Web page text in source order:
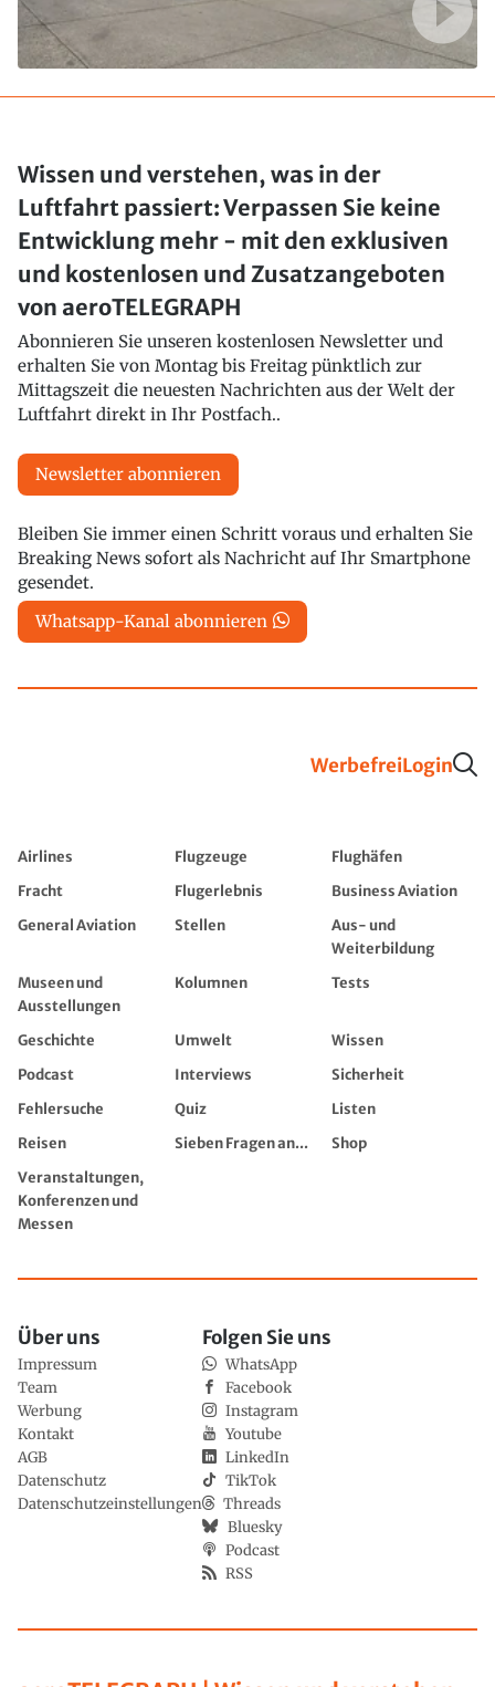
Wissen und verstehen, was in der
Luftfahrt passiert: Verpassen Sie keine
Entwicklung mehr - mit den exklusiven
und kostenlosen und Zusatzangeboten
von aeroTELEGRAPH
Abonnieren Sie unseren kostenlosen Newsletter und
erhalten Sie von Montag bis Freitag pünktlich zur
Mittagszeit die neuesten Nachrichten aus der Welt der
Luftfahrt direkt in Ihr Postfach..
Newsletter abonnieren
Bleiben Sie immer einen Schritt voraus und erhalten Sie
Breaking News sofort als Nachricht auf Ihr Smartphone
gesendet.
Whatsapp-Kanal abonnieren
WerbefreiLogin
Airlines Flugzeuge
Flughäfen
Fracht
Flugerlebnis
Business Aviation
General Aviation
Stellen
Aus- und
Weiterbildung
Museen und
Ausstellungen
Kolumnen Tests
Geschichte Umwelt
Wissen
Podcast
Interviews
Sicherheit
Fehlersuche
Quiz
Listen
Reisen
Sieben Fragen an...
Shop
Veranstaltungen,
Konferenzen und
Messen
Über uns
Impressum
Team
Werbung
Kontakt
AGB
Datenschutz
Datenschutzeinstellungen
Folgen Sie uns
WhatsApp
Facebook
Instagram
Youtube
LinkedIn
TikTok
Threads
Bluesky
Podcast
RSS